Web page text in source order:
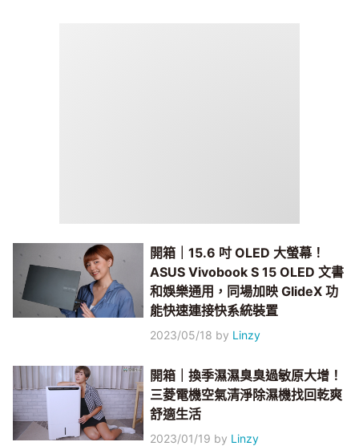
開箱｜15.6 吋 OLED 大螢幕！
ASUS Vivobook S 15 OLED 文書
和娛樂通用，同場加映 GlideX 功
能快速連接快系統裝置
2023/05/18 by Linzy
開箱｜換季濕濕臭臭過敏原大增！
三菱電機空氣清淨除濕機找回乾爽
舒適生活
2023/01/19 by Linzy